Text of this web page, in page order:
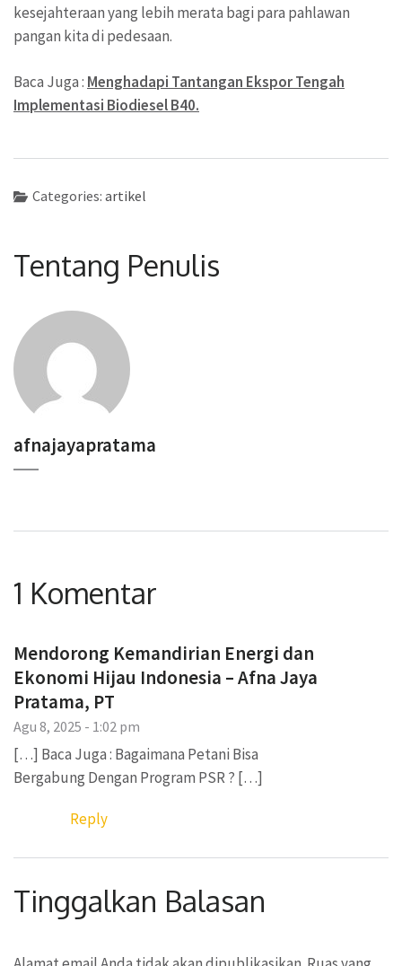
kesejahteraan yang lebih merata bagi para pahlawan
pangan kita di pedesaan.
Baca Juga : Menghadapi Tantangan Ekspor Tengah
Implementasi Biodiesel B40.
Categories: artikel
Tentang Penulis
afnajayapratama
1 Komentar
Mendorong Kemandirian Energi dan
Ekonomi Hijau Indonesia – Afna Jaya
Pratama, PT
Agu 8, 2025 - 1:02 pm
[…] Baca Juga : Bagaimana Petani Bisa
Bergabung Dengan Program PSR ? […]
Reply
Tinggalkan Balasan